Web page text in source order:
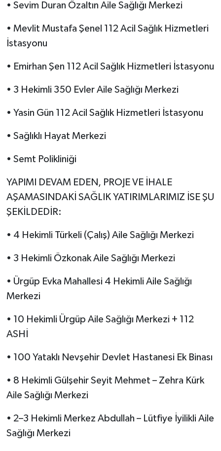
• Sevim Duran Özaltın Aile Sağlığı Merkezi
• Mevlit Mustafa Şenel 112 Acil Sağlık Hizmetleri
İstasyonu
• Emirhan Şen 112 Acil Sağlık Hizmetleri İstasyonu
• 3 Hekimli 350 Evler Aile Sağlığı Merkezi
• Yasin Gün 112 Acil Sağlık Hizmetleri İstasyonu
• Sağlıklı Hayat Merkezi
• Semt Polikliniği
YAPIMI DEVAM EDEN, PROJE VE İHALE
AŞAMASINDAKİ SAĞLIK YATIRIMLARIMIZ İSE ŞU
ŞEKİLDEDİR:
• 4 Hekimli Türkeli (Çalış) Aile Sağlığı Merkezi
• 3 Hekimli Özkonak Aile Sağlığı Merkezi
• Ürgüp Evka Mahallesi 4 Hekimli Aile Sağlığı
Merkezi
• 10 Hekimli Ürgüp Aile Sağlığı Merkezi + 112
ASHİ
• 100 Yataklı Nevşehir Devlet Hastanesi Ek Binası
• 8 Hekimli Gülşehir Seyit Mehmet – Zehra Kürk
Aile Sağlığı Merkezi
• 2–3 Hekimli Merkez Abdullah – Lütfiye İyilikli Aile
Sağlığı Merkezi